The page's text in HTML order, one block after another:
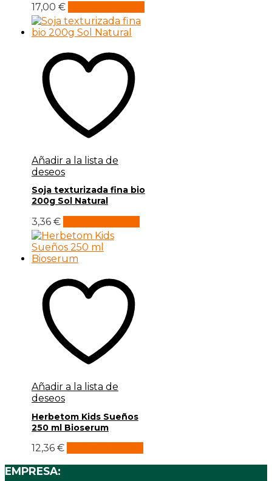
17,00 €
Añadir a la lista de
deseos
Soja texturizada fina bio
200g Sol Natural
3,36 €
Añadir a la lista de
deseos
Herbetom Kids Sueños
250 ml Bioserum
12,36 €
EMPRESA: